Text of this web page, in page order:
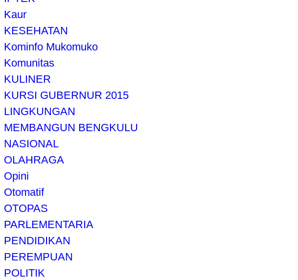
Kaur
KESEHATAN
Kominfo Mukomuko
Komunitas
KULINER
KURSI GUBERNUR 2015
LINGKUNGAN
MEMBANGUN BENGKULU
NASIONAL
OLAHRAGA
Opini
Otomatif
OTOPAS
PARLEMENTARIA
PENDIDIKAN
PEREMPUAN
POLITIK